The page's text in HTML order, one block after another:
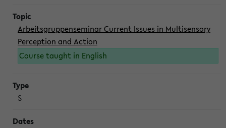
Arbeitsgruppenseminar Current Issues in Multisensory
Perception and Action
Course taught in English
S